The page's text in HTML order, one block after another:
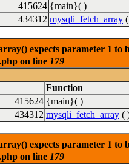
415624 {main}( )
434312 mysqli_fetch_array
expects parameter 1 to
on line 179
Function
415624 {main}( )
434312 mysqli_fetch_array (
expects parameter 1 to
on line 179